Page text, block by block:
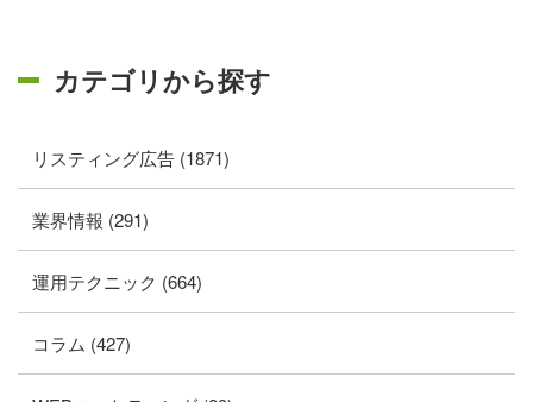
カテゴリから探す
リスティング広告 (1871)
業界情報 (291)
運用テクニック (664)
コラム (427)